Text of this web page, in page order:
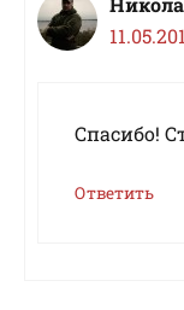
Спасибо!
Ответить